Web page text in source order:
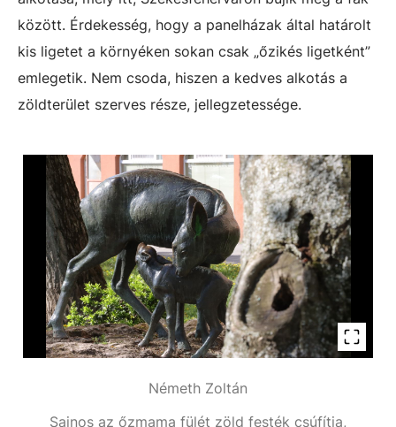
között. Érdekesség, hogy a panelházak által határolt
kis ligetet a környéken sokan csak „őzikés ligetként”
emlegetik. Nem csoda, hiszen a kedves alkotás a
zöldterület szerves része, jellegzetessége.
Németh Zoltán
Sajnos az őzmama fülét zöld festék csúfítja,